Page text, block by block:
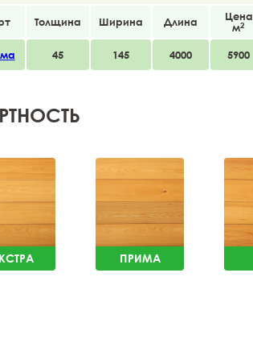
Толщина Ширина Длина
Цена
м2
45 145 4000 5900
ПРИМА